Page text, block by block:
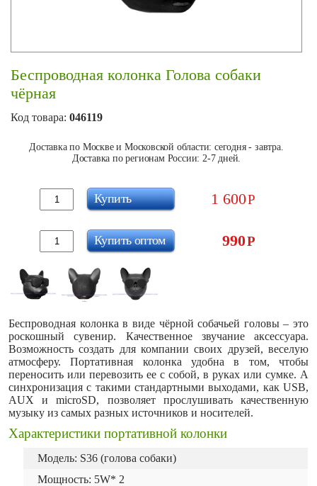
Беспроводная колонка Голова собаки
чёрная
Код товара: 046119
Доставка по Москве и Московской области: сегодня - завтра.
Доставка по регионам России: 2-7 дней.
1 600Р
Купить
990Р
Купить оптом
Беспроводная колонка в виде чёрной собачьей головы – это
роскошный сувенир. Качественное звучание аксессуара.
Возможность создать для компании своих друзей, веселую
атмосферу. Портативная колонка удобна в том, чтобы
переносить или перевозить ее с собой, в руках или сумке. А
синхронизация с такими стандартными выходами, как USB,
AUX и microSD, позволяет прослушивать качественную
музыку из самых разных источников и носителей.
Характеристики портативной колонки
Модель: S36 (голова собаки)
Мощность: 5W* 2